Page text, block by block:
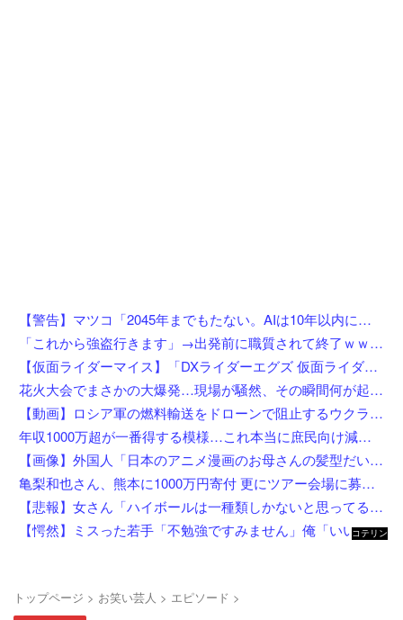
【警告】マツコ「2045年までもたない。AIは10年以内に来るぞ」
「これから強盗行きます」→出発前に職質されて終了ｗｗｗｗｗｗｗｗ
【仮面ライダーマイス】「DXライダーエグズ 仮面ライダーストア東京セット」仮面ライダーストアで発売決定
花火大会でまさかの大爆発…現場が騒然、その瞬間何が起きたのか
【動画】ロシア軍の燃料輸送をドローンで阻止するウクライナ。
年収1000万超が一番得する模様…これ本当に庶民向け減税か？
【画像】外国人「日本のアニメ漫画のお母さんの髪型だいたいこれだよなwwwwwwwww」←コレは分かるw w w w w w w w
亀梨和也さん、熊本に1000万円寄付 更にツアー会場に募金箱設置
【悲報】女さん「ハイボールは一種類しかないと思ってると恥かくよ」←まさかお前ら知らない訳ないよな？？？？？？？
【愕然】ミスった若手「不勉強ですみません」俺「いいってことよ、教えてあげんよ」若手「訴えます」←ちょっと待って、コレワイが悪いんか？？？？？？？
コテリン
トップページ > お笑い芸人 > エピソード >